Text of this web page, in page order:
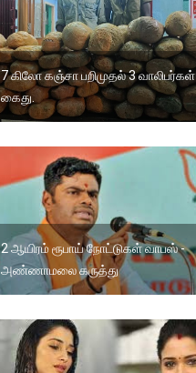
7 கிலோ கஞ்சா பறிமுதல் 3 வாலிபர்கள்
கைது.
2 ஆயிரம் ரூபாய் நோட்டுகள் வாபஸ் -
அண்ணாமலை கருத்து